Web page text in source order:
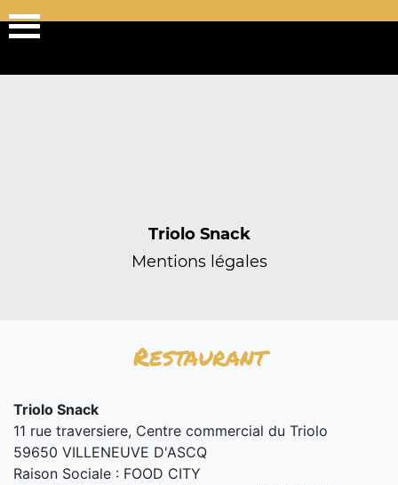
Triolo Snack
Mentions légales
Restaurant
Triolo Snack
11 rue traversiere, Centre commercial du Triolo
59650 VILLENEUVE D'ASCQ
Raison Sociale : FOOD CITY